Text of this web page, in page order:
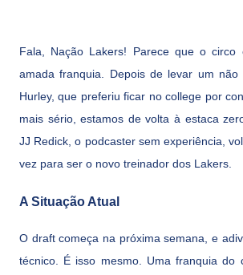
Fala, Nação Lakers! Parece que o circo
amada franquia. Depois de levar um
Hurley, que preferiu ficar no college por
mais sério, estamos de volta à estaca
JJ Redick, o podcaster sem experiência,
vez para ser o novo treinador dos Lakers.
A Situação Atual
O draft começa na próxima semana, e
técnico. É isso mesmo. Uma franquia do